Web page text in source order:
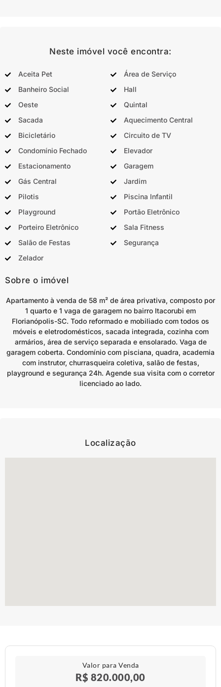
Neste imóvel você encontra:
Aceita Pet
Área de Serviço
Banheiro Social
Hall
Oeste
Quintal
Sacada
Aquecimento Central
Bicicletário
Circuito de TV
Condomínio Fechado
Elevador
Estacionamento
Garagem
Gás Central
Jardim
Pilotis
Piscina Infantil
Playground
Portão Eletrônico
Porteiro Eletrônico
Sala Fitness
Salão de Festas
Segurança
Zelador
Sobre o imóvel
Apartamento à venda de 58 m² de área privativa, composto por
1 quarto e 1 vaga de garagem no bairro Itacorubi em
Florianópolis-SC. Todo reformado e mobiliado com todos os
móveis e eletrodomésticos, sacada integrada, cozinha com
armários, área de serviço separada e ensolarado. Vaga de
garagem coberta. Condomínio com pisciana, quadra, academia
com instrutor, churrasqueira coletiva, salão de festas,
playground e segurança 24h. Agende sua visita com o corretor
licenciado ao lado.
Localização
Valor para Venda
R$ 820.000,00